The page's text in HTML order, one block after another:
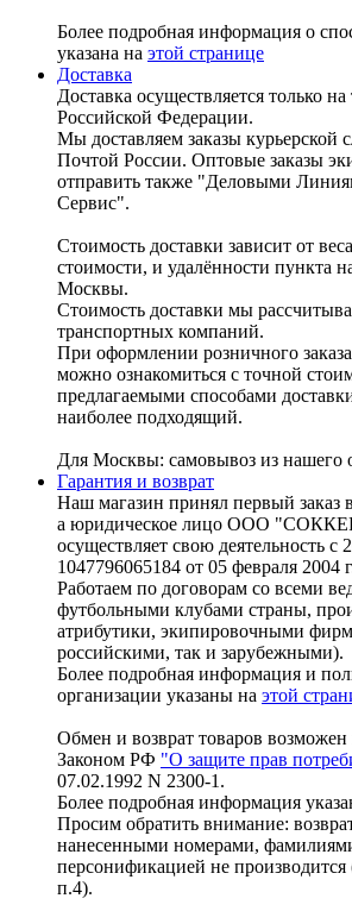
Более подробная информация о
указана на этой странице
Доставка
Доставка осуществляется только
Российской Федерации.
Мы доставляем заказы
Почтой России. Оптовые заказы
отправить также "Деловыми
Сервис".
Стоимость доставки зависит от
стоимости, и удалённости пункта
Москвы.
Стоимость доставки мы
транспортных компаний.
При оформлении розничного
можно ознакомиться с точной
предлагаемыми способами
наиболее подходящий.
Для Москвы: самовывоз из нашего
Гарантия и возврат
Наш магазин принял первый заказ
а юридическое лицо ООО
осуществляет свою деятельность
1047796065184 от 05 февраля 2004
Работаем по договорам со всеми
футбольными клубами страны,
атрибутики, экипировочными
российскими, так и зарубежными).
Более подробная информация и
организации указаны на этой
Обмен и возврат товаров возможен
Законом РФ "О защите прав
07.02.1992 N 2300-1.
Более подробная информация
Просим обратить внимание:
нанесенными номерами,
персонификацией не
п.4).